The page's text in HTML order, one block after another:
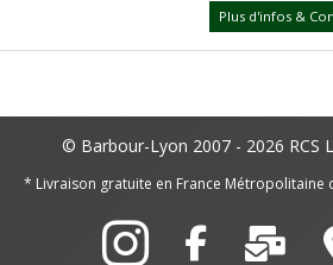
Plus d'infos &
© Barbour-Lyon 2007 - 2026 RCS
* Livraison gratuite en France Métropolitaine